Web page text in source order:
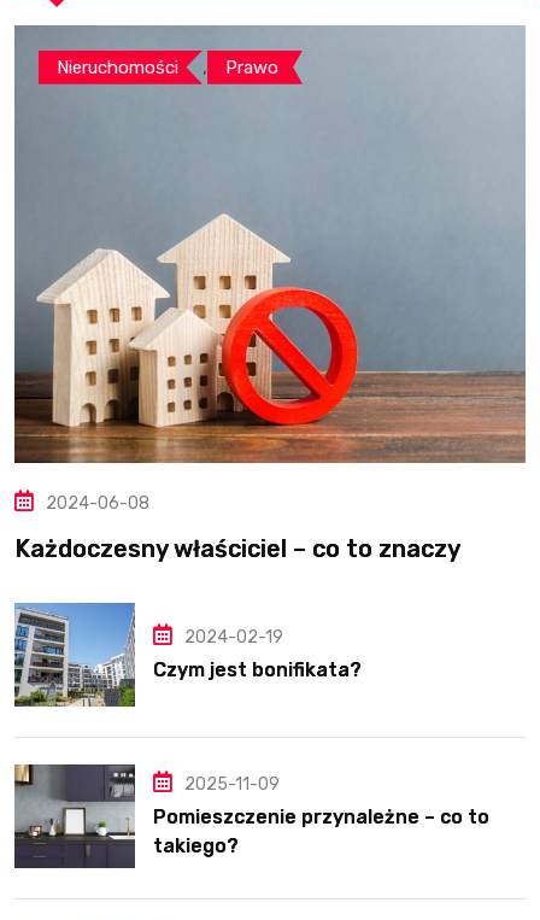
Nieruchomości , Prawo
2024-06-08
Każdoczesny właściciel – co to znaczy
2024-02-19
Czym jest bonifikata?
2025-11-09
Pomieszczenie przynależne – co to
takiego?